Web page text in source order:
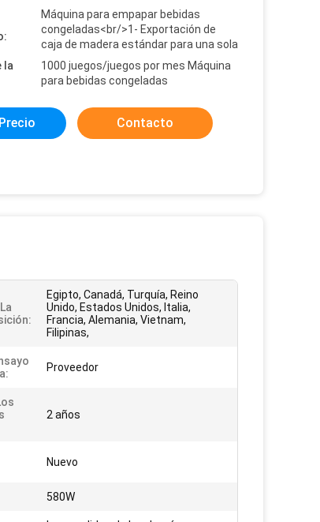
Máquina para empapar bebidas
congeladas<br/>1- Exportación de
caja de madera estándar para una sola
la
1000 juegos/juegos por mes Máquina
para bebidas congeladas
Contacto
Egipto, Canadá, Turquía, Reino
Unido, Estados Unidos, Italia,
Francia, Alemania, Vietnam,
Filipinas,
Proveedor
2 años
Nuevo
580W